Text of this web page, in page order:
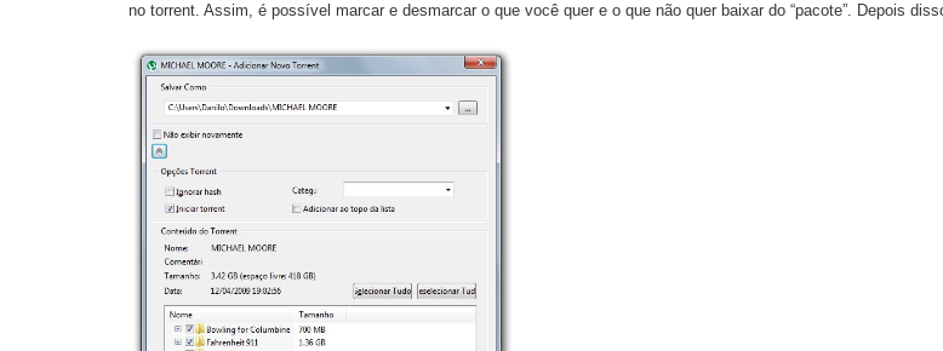
no torrent. Assim, é possível marcar e desmarcar o que você quer e o que não quer baixar do “pacote”. Depois